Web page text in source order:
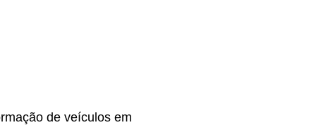
de veículos em